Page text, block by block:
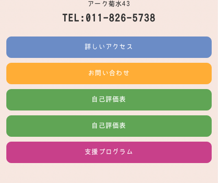
アーク菊水43
TEL:011-826-5738
詳しいアクセス
お問い合わせ
自己評価表
自己評価表
支援プログラム